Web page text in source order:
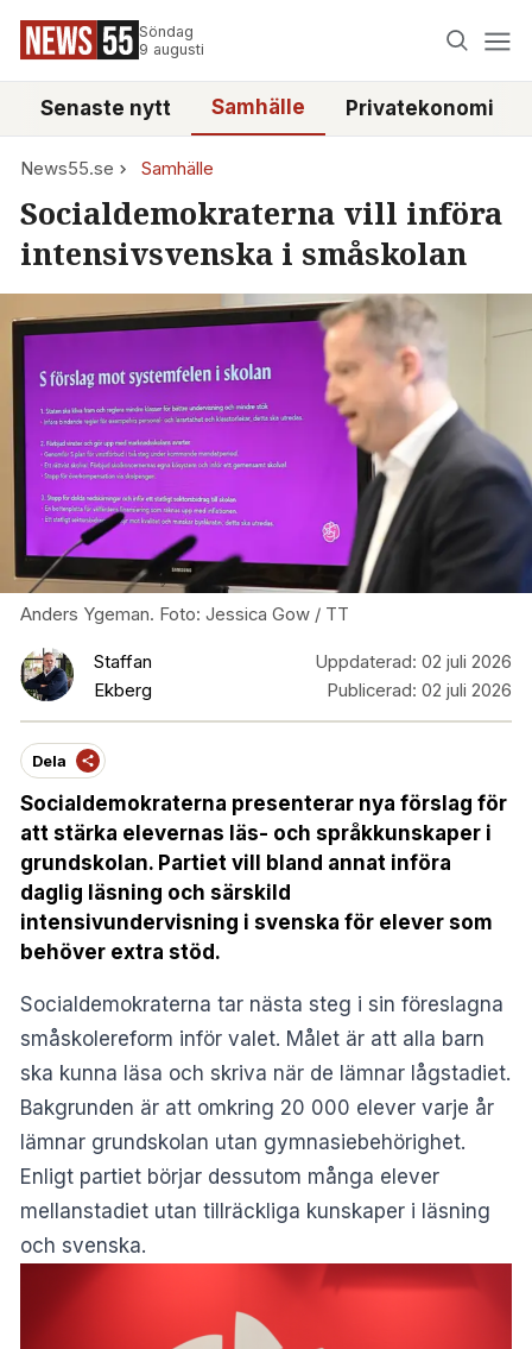
Söndag
9 augusti
Senaste nytt Samhälle Privatekonomi
News55.se Samhälle
Socialdemokraterna vill införa
intensivsvenska i småskolan
Anders Ygeman. Foto: Jessica Gow / TT
Staffan
Ekberg
Uppdaterad: 02 juli 2026
Publicerad: 02 juli 2026
Dela
Socialdemokraterna presenterar nya förslag för
att stärka elevernas läs- och språkkunskaper i
grundskolan. Partiet vill bland annat införa
daglig läsning och särskild
intensivundervisning i svenska för elever som
behöver extra stöd.
Socialdemokraterna tar nästa steg i sin föreslagna
småskolereform inför valet. Målet är att alla barn
ska kunna läsa och skriva när de lämnar lågstadiet.
Bakgrunden är att omkring 20 000 elever varje år
lämnar grundskolan utan gymnasiebehörighet.
Enligt partiet börjar dessutom många elever
mellanstadiet utan tillräckliga kunskaper i läsning
och svenska.